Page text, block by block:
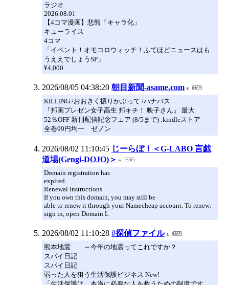
ラジオ
2026.08.01
【4コマ漫画】悲熊「キャラ化」
キューライス
4コマ
「イベント！オモコロウォッチ！ふてほどニュースはも
うええでしょうSP」
¥4,000
2026/08/05 04:38:20 朝目新聞-asame.com
KILLING /おおきく振りかぶって /ハナバス
『邦画プレゼン女子高生 邦キチ！ 映子さん』 最大
52％OFF 新刊配信記念フェア (8/5まで) :kindleストア
全巻99円均一 ゼノン
2026/08/02 11:10:45 じーらぼ！＜G-LABO 言戯
道場(Gengi-DOJO)＞
Domain registration has
expired.
Renewal instructions
If you own this domain, you may still be
able to renew it through your Namecheap account. To renew:
sign in, open Domain L
2026/08/02 11:10:28 #探偵ファイル
熊本地震 ～今年の地震ってこれですか？
スパイ日記
スパイ日記
弱った人を狙う生活保護ビジネス New!